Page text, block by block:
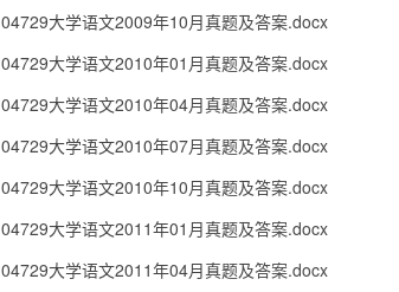
04729大学语文2009年10月真题及答案.docx
04729大学语文2010年01月真题及答案.docx
04729大学语文2010年04月真题及答案.docx
04729大学语文2010年07月真题及答案.docx
04729大学语文2010年10月真题及答案.docx
04729大学语文2011年01月真题及答案.docx
04729大学语文2011年04月真题及答案.docx